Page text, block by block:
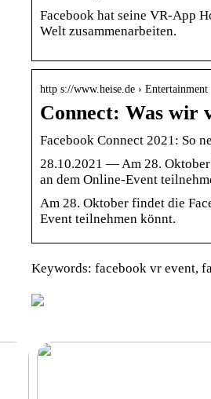
Facebook hat seine VR-App
Welt zusammenarbeiten.
http s://www.heise.de › Entertainment
Connect: Was wir
Facebook Connect 2021: So
28.10.2021 — Am 28.
an dem Online-Event
Am 28. Oktober findet die
Event teilnehmen könnt.
Keywords: facebook vr event,